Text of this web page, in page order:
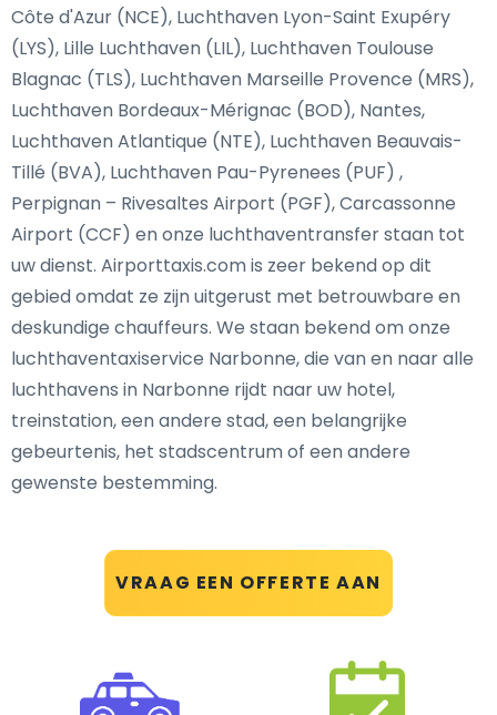
VRAAG EEN OFFERTE AAN
Côte d'Azur (NCE), Luchthaven Lyon-Saint Exupéry
(LYS), Lille Luchthaven (LIL), Luchthaven Toulouse
Blagnac (TLS), Luchthaven Marseille Provence (MRS),
Luchthaven Bordeaux-Mérignac (BOD), Nantes,
Luchthaven Atlantique (NTE), Luchthaven Beauvais-
Tillé (BVA), Luchthaven Pau-Pyrenees (PUF) ,
Perpignan – Rivesaltes Airport (PGF), Carcassonne
Airport (CCF) en onze luchthaventransfer staan tot
uw dienst. Airporttaxis.com is zeer bekend op dit
gebied omdat ze zijn uitgerust met betrouwbare en
deskundige chauffeurs. We staan bekend om onze
luchthaventaxiservice Narbonne, die van en naar alle
luchthavens in Narbonne rijdt naar uw hotel,
treinstation, een andere stad, een belangrijke
gebeurtenis, het stadscentrum of een andere
gewenste bestemming.